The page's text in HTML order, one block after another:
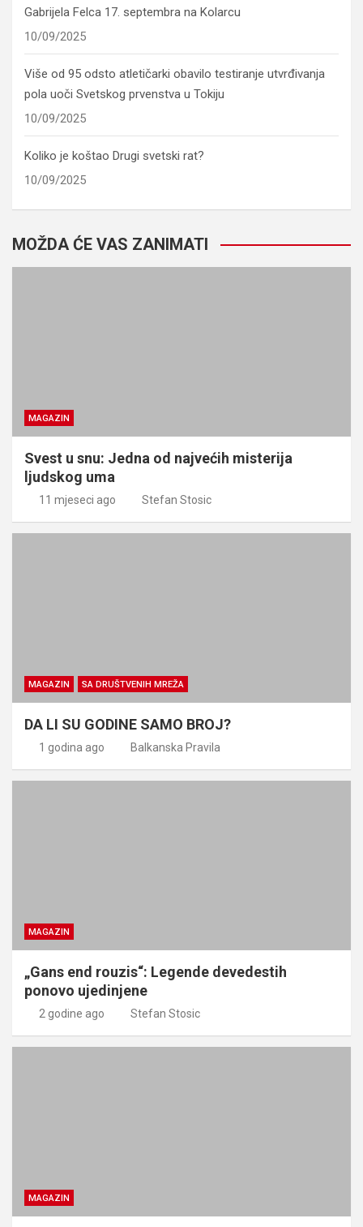
Gabrijela Felca 17. septembra na Kolarcu
10/09/2025
Više od 95 odsto atletičarki obavilo testiranje utvrđivanja
pola uoči Svetskog prvenstva u Tokiju
10/09/2025
Koliko je koštao Drugi svetski rat?
10/09/2025
MOŽDA ĆE VAS ZANIMATI
MAGAZIN
Svest u snu: Jedna od najvećih misterija
ljudskog uma
11 mjeseci ago Stefan Stosic
MAGAZIN SA DRUŠTVENIH MREŽA
DA LI SU GODINE SAMO BROJ?
1 godina ago Balkanska Pravila
MAGAZIN
„Gans end rouzis“: Legende devedestih
ponovo ujedinjene
2 godine ago Stefan Stosic
MAGAZIN